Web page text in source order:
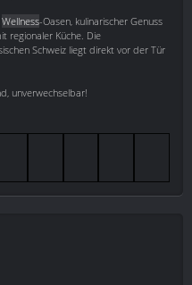
Wellness-Oasen, kulinarischer Genuss
regionaler Küche. Die
Schweiz liegt direkt vor der Tür
unverwechselbar!